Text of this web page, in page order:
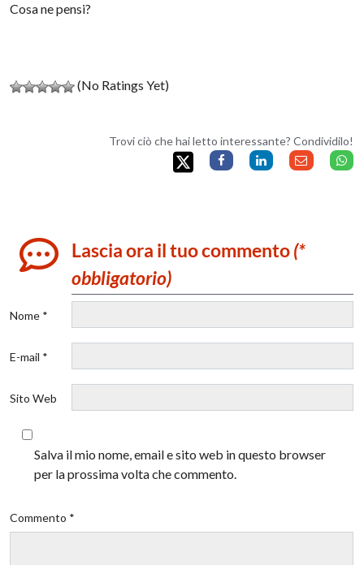
Cosa ne pensi?
(No Ratings Yet)
Trovi ciò che hai letto interessante? Condividilo!
Lascia ora il tuo commento(*
obbligatorio)
Nome *
E-mail *
Sito Web
Salva il mio nome, email e sito web in questo browser
per la prossima volta che commento.
Commento *